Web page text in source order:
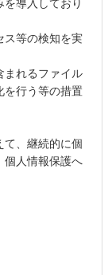
導入しており
ス等の検知を実
まれるファイル
を行う等の措置
て、継続的に個
個人情報保護へ